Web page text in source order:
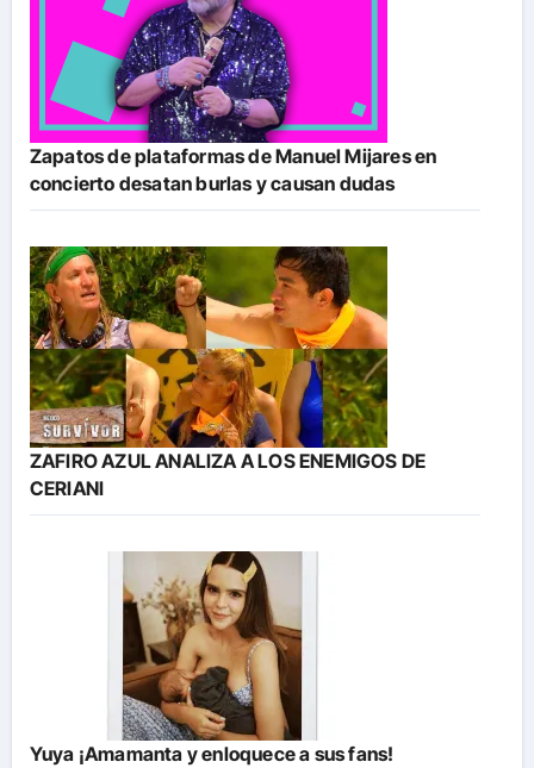
Zapatos de plataformas de Manuel Mijares en
concierto desatan burlas y causan dudas
ZAFIRO AZUL ANALIZA A LOS ENEMIGOS DE
CERIANI
Yuya ¡Amamanta y enloquece a sus fans!